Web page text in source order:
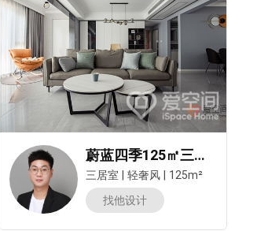
蔚蓝四季125㎡三居室现代轻奢风装修案例
三居室 轻奢风
125m²
找他设计